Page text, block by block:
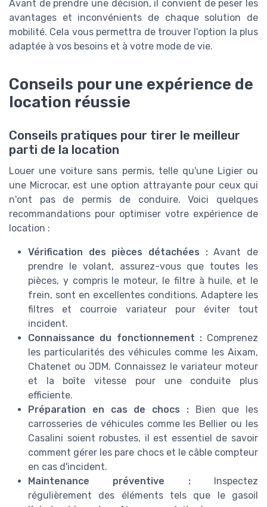
Avant de prendre une décision, il convient de peser les
avantages et inconvénients de chaque solution de
mobilité. Cela vous permettra de trouver l'option la plus
adaptée à vos besoins et à votre mode de vie.
Conseils pour une expérience de
location réussie
Conseils pratiques pour tirer le meilleur
parti de la location
Louer une voiture sans permis, telle qu'une Ligier ou
une Microcar, est une option attrayante pour ceux qui
n'ont pas de permis de conduire. Voici quelques
recommandations pour optimiser votre expérience de
location :
Vérification des pièces détachées :Avant de
prendre le volant, assurez-vous que toutes les
pièces, y compris le moteur, le filtre à huile, et le
frein, sont en excellentes conditions. Adaptere les
filtres et courroie variateur pour éviter tout
incident.
Connaissance du fonctionnement :Comprenez
les particularités des véhicules comme les Aixam,
Chatenet ou JDM. Connaissez le variateur moteur
et la boîte vitesse pour une conduite plus
efficiente.
Préparation en cas de chocs :Bien que les
carrosseries de véhicules comme les Bellier ou les
Casalini soient robustes, il est essentiel de savoir
comment gérer les pare chocs et le câble compteur
en cas d'incident.
Maintenance préventive :Inspectez
régulièrement des éléments tels que le gasoil